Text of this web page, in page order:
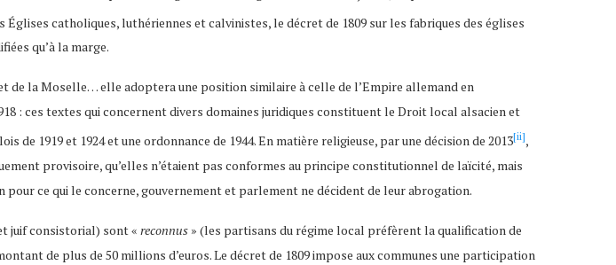
catholiques, luthériennes et calvinistes, le décret de 1809 sur les fabriques des églises
qu’à la marge.
de la Moselle… elle adoptera une position similaire à celle de l’Empire allemand en
: ces textes qui concernent divers domaines juridiques constituent le Droit local alsacien et
1919 et 1924 et une ordonnance de 1944. En matière religieuse, par une décision de 2013[ii],
provisoire, qu’elles n’étaient pas conformes au principe constitutionnel de laïcité, mais
pour ce qui le concerne, gouvernement et parlement ne décident de leur abrogation.
juif consistorial) sont « reconnus » (les partisans du régime local préfèrent la qualification de
de plus de 50 millions d’euros. Le décret de 1809 impose aux communes une participation